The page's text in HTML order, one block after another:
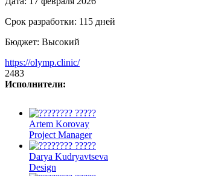
Срок разработки: 115 дней
Бюджет: Высокий
https://olymp.clinic/
2483
Исполнители:
Artem Korovay
Project Manager
Darya Kudryavtseva
Design